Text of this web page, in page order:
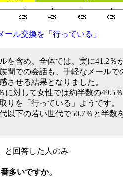
ル交換を「行っている」
を含め、全体では、実に41.2％
間での会話も、手軽なメールで
させる結果となりました。
に対して女性では約半数の49.5
りを「行っている」ようです。
以下の若い世代で50.7％と半数
と回答した人のみ
多いですか。